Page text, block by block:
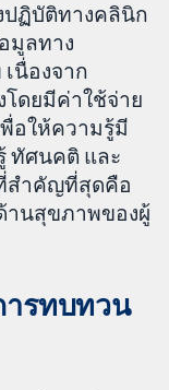
ปฏิบัติทางคลินิก
มูลทาง
นื่องจาก
โดยมีค่าใช้จ่าย
อให้ความรู้มี
ทัศนคติ และ
สำคัญที่สุดคือ
านสุขภาพของผู้
ารทบทวน